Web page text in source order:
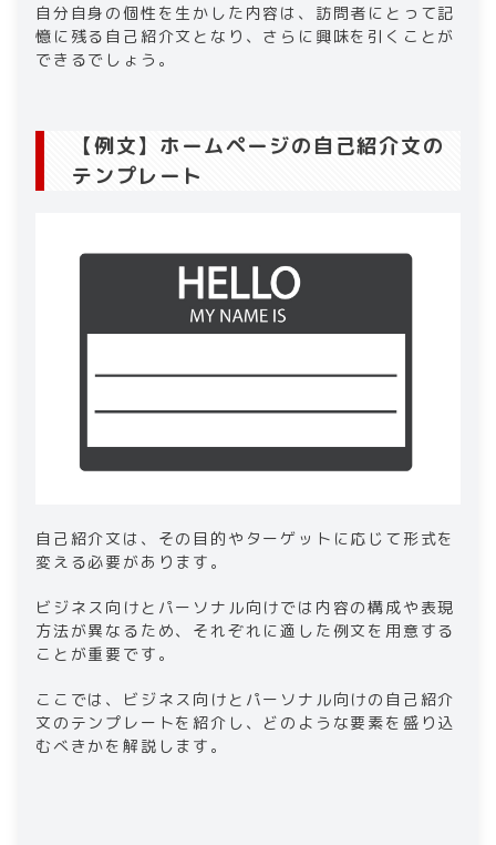
自分自身の個性を生かした内容は、訪問者にとって記
憶に残る自己紹介文となり、さらに興味を引くことが
できるでしょう。​
【例文】ホームページの​​自己紹介文の
テンプレート​
​​自己紹介文は、その目的やターゲットに応じて形式を
変える必要があります。
ビジネス向けとパーソナル向けでは内容の構成や表現
方法が異なるため、それぞれに適した例文を用意する
ことが重要です。
ここでは、ビジネス向けとパーソナル向けの自己紹介
文のテンプレートを紹介し、どのような要素を盛り込
むべきかを解説します。​